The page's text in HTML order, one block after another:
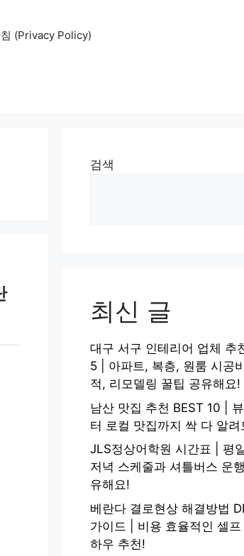
(Privacy Policy)
검색
최신 글
대구 서구 인테리어 업체 추
5 | 아파트, 복층, 원룸 시공
적, 리모델링 꿀팁 공유해요!
남산 맛집 추천 BEST 10 |
터 로컬 맛집까지 싹 다 알려
JLS정상어학원 시간표 | 평
저녁 스케줄과 셔틀버스 운
유해요!
베란다 결로현상 해결방법
가이드 | 비용 효율적인 셀프
하우 추천!